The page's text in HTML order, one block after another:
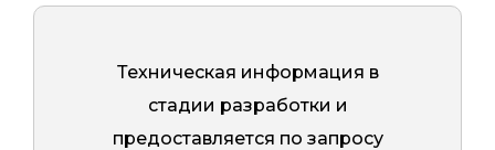
Техническая информация в
стадии разработки и
предоставляется по запросу